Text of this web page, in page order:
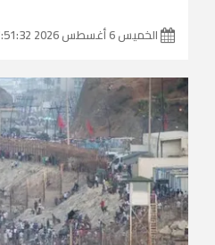
الخميس 6 أغسطس 2026 17:51:32